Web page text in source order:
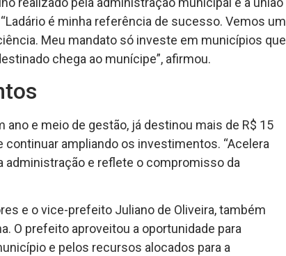
é minha referência de sucesso. Vemos um
Meu mandato só investe em municípios que
chega ao munícipe”, afirmou.
e meio de gestão, já destinou mais de R$ 15
ampliando os investimentos. “Acelera
administração e reflete o compromisso da
e o vice-prefeito Juliano de Oliveira, também
O prefeito aproveitou a oportunidade para
e pelos recursos alocados para a